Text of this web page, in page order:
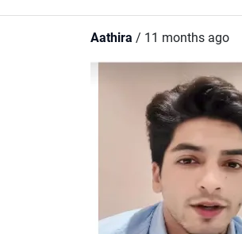
Aathira / 11 months ago